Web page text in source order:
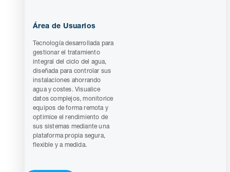
Área de Usuarios
Tecnología desarrollada para
gestionar el tratamiento
integral del ciclo del agua,
diseñada para controlar sus
instalaciones ahorrando
agua y costes. Visualice
datos complejos, monitorice
equipos de forma remota y
optimice el rendimiento de
sus sistemas mediante una
plataforma propia segura,
flexible y a medida.